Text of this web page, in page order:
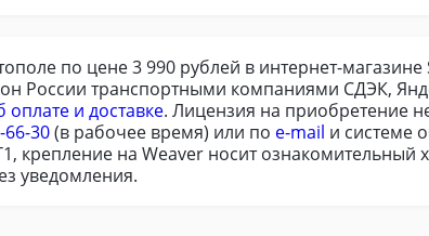
по цене 3 990 рублей в интернет-магазине
России транспортными компаниями СДЭК,
и доставке. Лицензия на приобретение
66-30(в рабочее время) или по e-mail и системе
на Weaver носит ознакомительный
уведомления.